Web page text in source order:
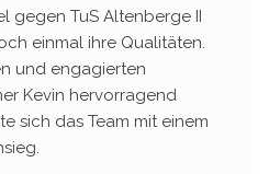
gegen TuS Altenberge II
einmal ihre Qualitäten.
und engagierten
Kevin hervorragend
sich das Team mit einem